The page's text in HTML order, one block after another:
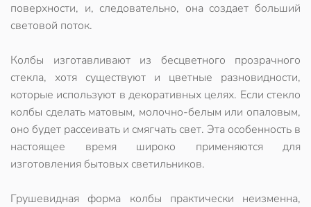
поверхности, и, следовательно, она создает больший
световой поток.
Колбы изготавливают из бесцветного прозрачного
стекла, хотя существуют и цветные разновидности,
которые используют в декоративных целях. Если стекло
колбы сделать матовым, молочно-белым или опаловым,
оно будет рассеивать и смягчать свет. Эта особенность в
настоящее время широко применяются для
изготовления бытовых светильников.
Грушевидная форма колбы практически неизменна,